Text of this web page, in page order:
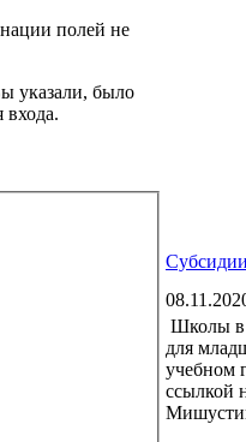
полей не
указали, было
входа.
Школы в
для
учебном
ссылкой